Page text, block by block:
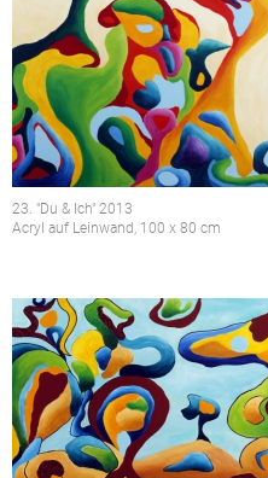
23. "Du & Ich" 2013
Acryl auf Leinwand, 100 x 80 cm